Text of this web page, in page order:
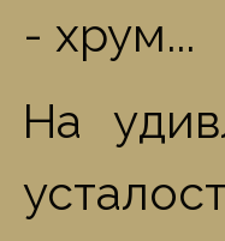
- хрум...
На